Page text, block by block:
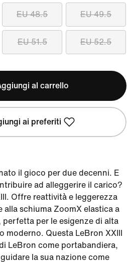
EU 48.5 EU 49.5
EU 51.5 EU 52.5
al carrello
ai preferiti
il gioco per due decenni. E
ad alleggerire il carico?
Offre reattività e leggerezza
alla schiuma ZoomX elastica a
per le esigenze di alta
moderno. Questa LeBron XXIII
LeBron come portabandiera,
la sua nazione come